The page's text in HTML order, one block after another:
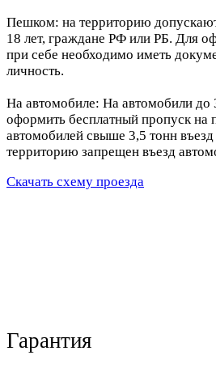
Пешком: на территорию
18 лет, граждане РФ или РБ. Для
при себе необходимо иметь
личность.
На автомобиле: На автомобили до
оформить бесплатный пропуск на
автомобилей свыше 3,5 тонн
территорию запрещен въезд
Скачать схему проезда
Гарантия